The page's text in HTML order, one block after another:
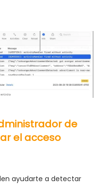
de
el acceso
ayudarte a detectar